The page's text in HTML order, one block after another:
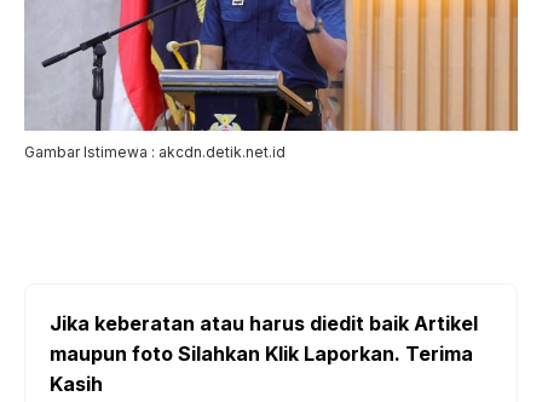
Gambar Istimewa : akcdn.detik.net.id
Jika keberatan atau harus diedit baik Artikel
maupun foto Silahkan Klik Laporkan. Terima
Kasih